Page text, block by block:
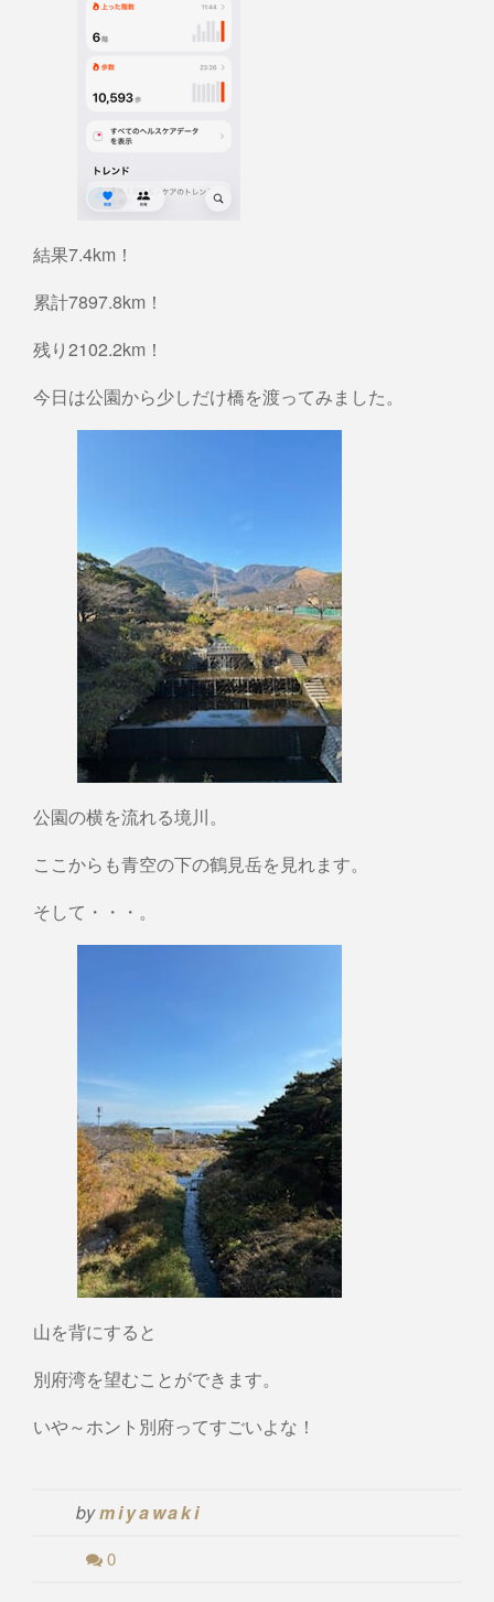
結果7.4km！
累計7897.8km！
残り2102.2km！
今日は公園から少しだけ橋を渡ってみました。
公園の横を流れる境川。
ここからも青空の下の鶴見岳を見れます。
そして・・・。
山を背にすると
別府湾を望むことができます。
いや～ホント別府ってすごいよな！
bymiyawaki
0